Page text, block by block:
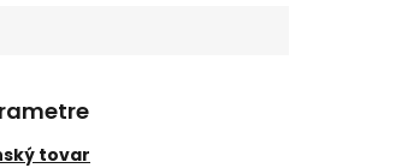
tovar